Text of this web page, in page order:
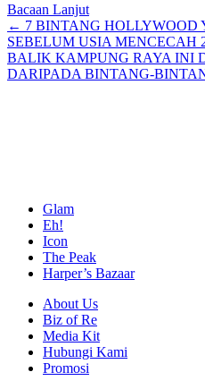
Bacaan Lanjut
Posts
navigation
← 7 BINTANG HOLLYWOOD
SEBELUM USIA MENCECAH
BALIK KAMPUNG RAYA INI
DARIPADA BINTANG-
Glam
Eh!
Icon
The Peak
Harper’s Bazaar
About Us
Biz of Re
Media Kit
Hubungi Kami
Promosi